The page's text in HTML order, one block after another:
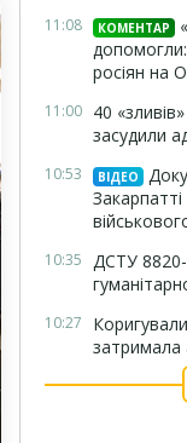
11:08 КОМЕНТАР
росіян на
11:00 40
засудили
10:53 ВІДЕО
10:35 ДСТУ
10:27
затримала